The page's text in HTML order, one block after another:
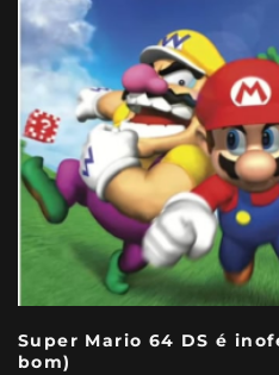
Super Mario 64 DS é
bom)